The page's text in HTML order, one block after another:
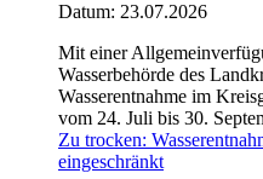
Datum: 23.07.2026
Mit einer
Wasserbehörde des
Wasserentnahme im
vom 24. Juli bis 30.
Zu trocken:
eingeschränkt